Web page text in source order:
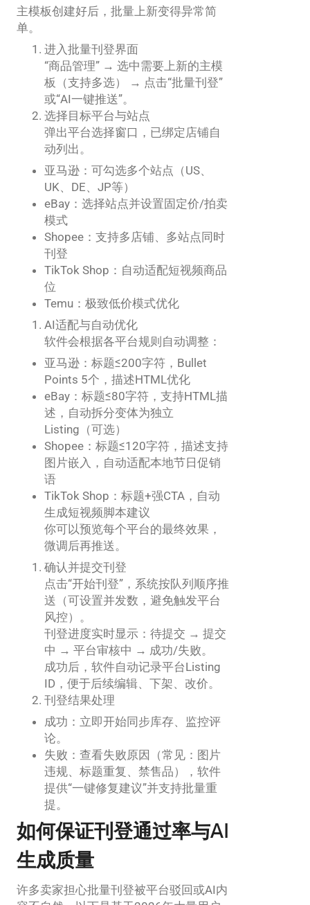
主模板创建好后，批量上新变得异常简
单。
进入批量刊登界面
“商品管理” → 选中需要上新的主模
板（支持多选） → 点击“批量刊登”
或“AI一键推送”。
选择目标平台与站点
弹出平台选择窗口，已绑定店铺自
动列出。
亚马逊：可勾选多个站点（US、
UK、DE、JP等）
eBay：选择站点并设置固定价/拍卖
模式
Shopee：支持多店铺、多站点同时
刊登
TikTok Shop：自动适配短视频商品
位
Temu：极致低价模式优化
AI适配与自动优化
软件会根据各平台规则自动调整：
亚马逊：标题≤200字符，Bullet
Points 5个，描述HTML优化
eBay：标题≤80字符，支持HTML描
述，自动拆分变体为独立
Listing（可选）
Shopee：标题≤120字符，描述支持
图片嵌入，自动适配本地节日促销
语
TikTok Shop：标题+强CTA，自动
生成短视频脚本建议
你可以预览每个平台的最终效果，
微调后再推送。
确认并提交刊登
点击“开始刊登”，系统按队列顺序推
送（可设置并发数，避免触发平台
风控）。
刊登进度实时显示：待提交 → 提交
中 → 平台审核中 → 成功/失败。
成功后，软件自动记录平台Listing
ID，便于后续编辑、下架、改价。
刊登结果处理
成功：立即开始同步库存、监控评
论。
失败：查看失败原因（常见：图片
违规、标题重复、禁售品），软件
提供“一键修复建议”并支持批量重
提。
如何保证刊登通过率与AI
生成质量
许多卖家担心批量刊登被平台驳回或AI内